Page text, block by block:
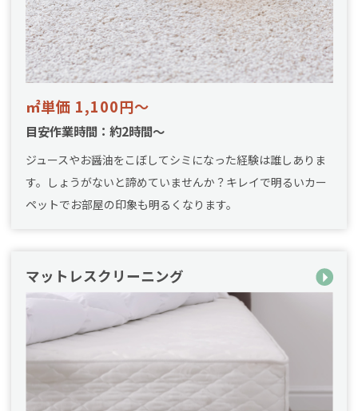
㎡単価 1,100円～
目安作業時間：約2時間～
ジュースやお醤油をこぼしてシミになった経験は誰しありま
す。しょうがないと諦めていませんか？キレイで明るいカー
ペットでお部屋の印象も明るくなります。
マットレスクリーニング